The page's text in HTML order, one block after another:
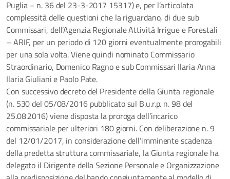
Puglia – n. 36 del 23-3-2017 15317) e, per l’articolata
complessità delle questioni che la riguardano, di due sub
Commissari, dell’Agenzia Regionale Attività Irrigue e Forestali
– ARIF, per un periodo di 120 giorni eventualmente prorogabili
per una sola volta. Viene quindi nominato Commissario
Straordinario, Domenico Ragno e sub Commissari Ilaria Anna
Ilaria Giuliani e Paolo Pate.
Con successivo decreto del Presidente della Giunta regionale
(n. 530 del 05/08/2016 pubblicato sul B.u.r.p. n. 98 del
25.08.2016) viene disposta la proroga dell’incarico
commissariale per ulteriori 180 giorni. Con deliberazione n. 9
del 12/01/2017, in considerazione dell’imminente scadenza
della predetta struttura commissariale, la Giunta regionale ha
delegato il Dirigente della Sezione Personale e Organizzazione